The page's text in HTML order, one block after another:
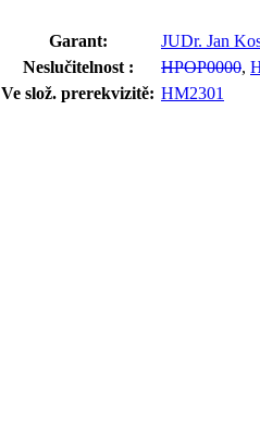
Garant:
JUDr. Jan
Neslučitelnost :
HPOP0000,
Ve slož. prerekvizitě: HM2301